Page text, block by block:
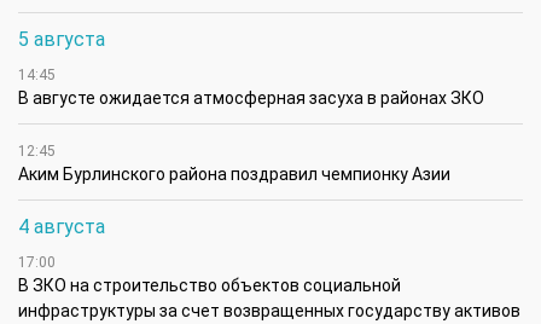
5 августа
14:45
В августе ожидается атмосферная засуха в районах ЗКО
12:45
Аким Бурлинского района поздравил чемпионку Азии
4 августа
17:00
В ЗКО на строительство объектов социальной
инфраструктуры за счет возвращенных государству активов